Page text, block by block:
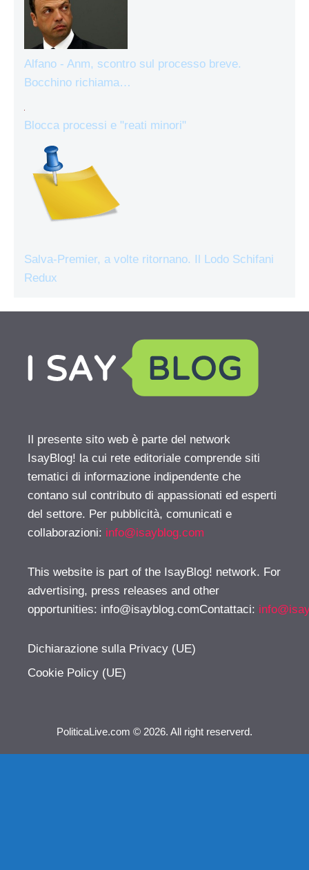
Alfano - Anm, scontro sul processo breve.
Bocchino richiama…
Blocca processi e "reati minori"
Salva-Premier, a volte ritornano. Il Lodo Schifani
Redux
Il presente sito web è parte del network
IsayBlog! la cui rete editoriale comprende siti
tematici di informazione indipendente che
contano sul contributo di appassionati ed esperti
del settore. Per pubblicità, comunicati e
collaborazioni: info@isayblog.com
This website is part of the IsayBlog! network. For
advertising, press releases and other
opportunities: info@isayblog.comContattaci:
Dichiarazione sulla Privacy (UE)
Cookie Policy (UE)
PoliticaLive.com © 2026. All right reserverd.